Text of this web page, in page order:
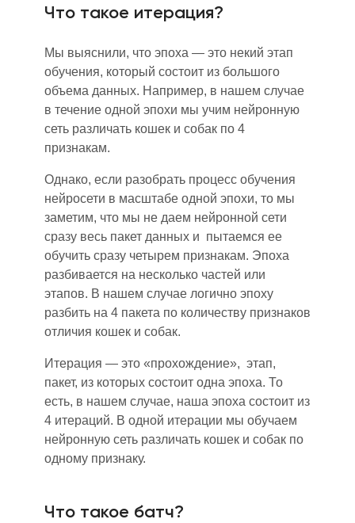
Что такое итерация?
Мы выяснили, что эпоха — это некий этап
обучения, который состоит из большого
объема данных. Например, в нашем случае
в течение одной эпохи мы учим нейронную
сеть различать кошек и собак по 4
признакам.
Однако, если разобрать процесс обучения
нейросети в масштабе одной эпохи, то мы
заметим, что мы не даем нейронной сети
сразу весь пакет данных и пытаемся ее
обучить сразу четырем признакам. Эпоха
разбивается на несколько частей или
этапов. В нашем случае логично эпоху
разбить на 4 пакета по количеству признаков
отличия кошек и собак.
Итерация — это «прохождение», этап,
пакет, из которых состоит одна эпоха. То
есть, в нашем случае, наша эпоха состоит из
4 итераций. В одной итерации мы обучаем
нейронную сеть различать кошек и собак по
одному признаку.
Что такое батч?